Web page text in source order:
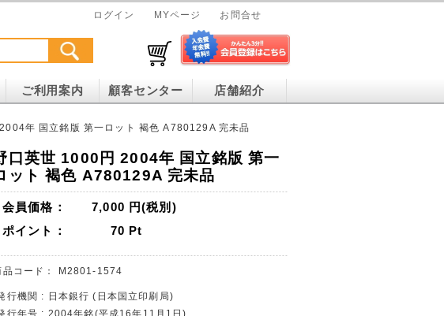
ログイン MYページ お問合せ
ご利用案内 顧客センター 店舗紹介
年 国立銘版 第一ロット 褐色 A780129A 完未品
口英世 1000円 2004年 国立銘版 第一
ット 褐色 A780129A 完未品
会員価格： 7,000 円(税別)
ポイント：
70 Pt
品コード： M2801-1574
行機関 : 日本銀行 (日本国立印刷局)
行年号 : 2004年銘(平成16年11月1日)